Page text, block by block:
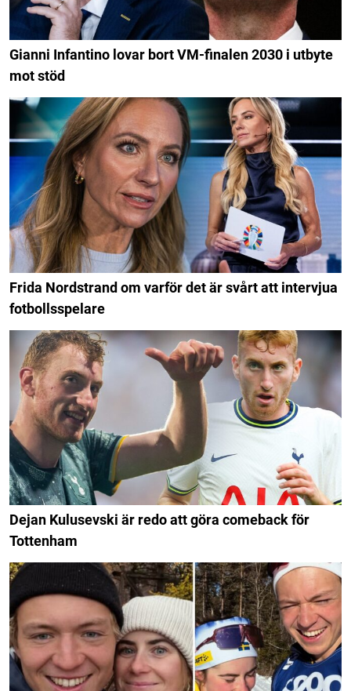
Gianni Infantino lovar bort VM-finalen 2030 i utbyte
mot stöd
Frida Nordstrand om varför det är svårt att intervjua
fotbollsspelare
Dejan Kulusevski är redo att göra comeback för
Tottenham